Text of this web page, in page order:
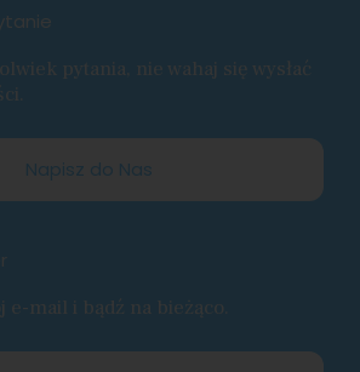
pytania, nie wahaj się wysłać
Napisz do Nas
e-mail i bądź na bieżąco.